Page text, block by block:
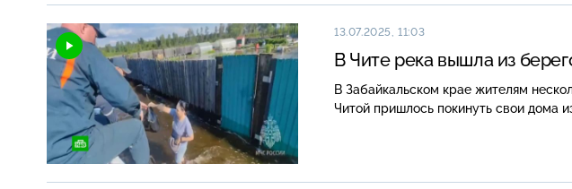
13.07.2025, 11:03
В Чите река вышла из
В Забайкальском крае жителям
Читой пришлось покинуть свои дома